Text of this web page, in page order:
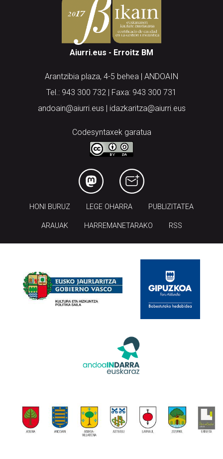
Aiurri.eus - Erroitz BM
Arantzibia plaza, 4-5 behea | ANDOAIN
Tel.: 943 300 732 | Faxa: 943 300 731
andoain@aiurri.eus | idazkaritza@aiurri.eus
Codesyntaxek garatua
HONI BURUZ LEGE OHARRA PUBLIZITATEA
ARAUAK HARREMANETARAKO RSS